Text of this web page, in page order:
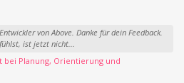
von Above. Danke für dein Feedback.
ist jetzt nicht...
Planung, Orientierung und